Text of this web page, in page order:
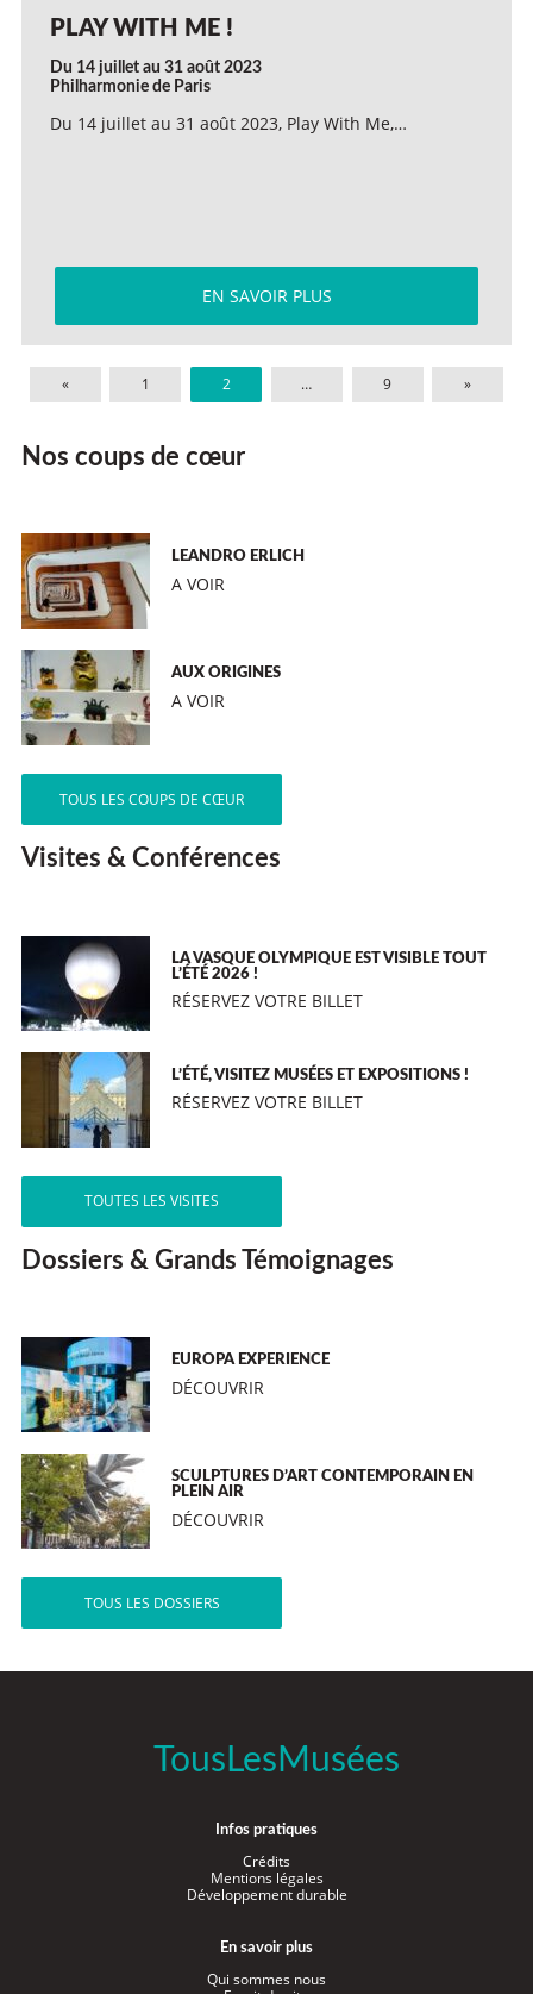
PLAY WITH ME !
Du 14 juillet au 31 août 2023
Philharmonie de Paris
Du 14 juillet au 31 août 2023, Play With Me,…
EN SAVOIR PLUS
« 1 2 … 9 »
Nos coups de cœur
LEANDRO ERLICH
A VOIR
AUX ORIGINES
A VOIR
TOUS LES COUPS DE CŒUR
Visites & Conférences
LA VASQUE OLYMPIQUE EST VISIBLE TOUT
L’ÉTÉ 2026 !
RÉSERVEZ VOTRE BILLET
L’ÉTÉ, VISITEZ MUSÉES ET EXPOSITIONS !
RÉSERVEZ VOTRE BILLET
TOUTES LES VISITES
Dossiers & Grands Témoignages
EUROPA EXPERIENCE
DÉCOUVRIR
SCULPTURES D’ART CONTEMPORAIN EN
PLEIN AIR
DÉCOUVRIR
TOUS LES DOSSIERS
TousLesMusées
Infos pratiques
Crédits
Mentions légales
Développement durable
En savoir plus
Qui sommes nous